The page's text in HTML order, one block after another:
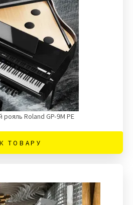
Roland GP-9M PE
К ТОВАРУ